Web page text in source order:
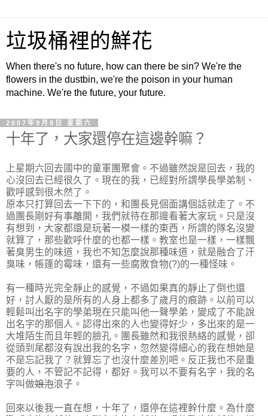
垃圾桶裡的鮮花
When there's no future, how can there be sin? We're the
flowers in the dustbin, we're the poison in your human
machine. We're the future, your future.
2007年9月8日 星期六
十年了，大家還停在這邊幹嘛？
上星期六回去國中的童軍團聚會。不過雖然說是回去，我的
心沒回去已經很久了。現在的我，已經對所謂學長學弟制、
歡呼感到很木然了。
原本只打算回去一下下的，和團長見個面講個話就走了。不
過團長剛好有事離開，我們就待在那邊看著大家玩。只是沒
有想到，大家都還是玩著一模一樣的東西，所謂的隊名沒變
就算了，那些歡呼什麼的也都一樣。教室也是一樣，一樣飄
著臭男生的味道，我也不知怎麼說那種味道，就是融合了汗
臭味，帳篷的霉味，還有一些腐敗食物(?)的一種怪味。
有一種時光完全靜止的感覺，不過如果真的靜止了倒也還
好，討人厭的是所有的人身上都多了歲月的痕跡。以前可以
輕鬆叫出名字的學弟現在只能叫他一聲學弟，變成了不能說
出名字的那個人。認得出來的人也變得好少，多出來的是一
大堆陌生而且年輕的臉孔。團長雖然和我很熱絡的感覺，卻
從頭到尾都沒有說出我的名字，忽然變得細心的我在想她是
不是忘記我了？就算忘了也沒什麼差別吧。反正我也不是重
要的人，不管記不記得，都好。我可以不要有名字，我的名
字叫做娘泡浪子。
回來以後我一直在想，十年了，還停在這裡幹什麼。為什麼